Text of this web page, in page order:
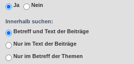
Ja
Nein
Innerhalb suchen:
Betreff und Text der Beiträge
Nur im Text der Beiträge
Nur im Betreff der Themen